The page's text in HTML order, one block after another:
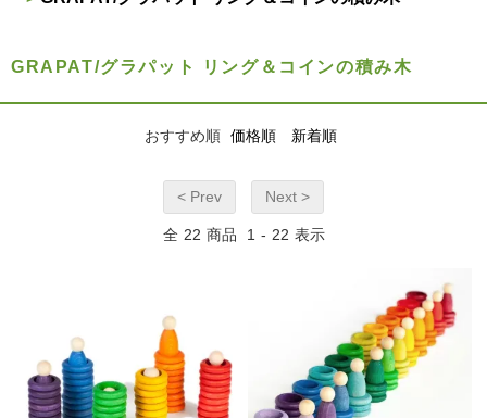
GRAPAT/グラパット リング＆コインの積み木
おすすめ順 価格順 新着順
< Prev Next >
全 22 商品 1 - 22 表示